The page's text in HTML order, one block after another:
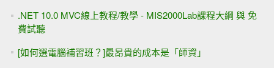
.NET 10.0 MVC線上教程/教學 - MIS2000Lab課程大綱 與 免
費試聽
[如何選電腦補習班？]最昂貴的成本是「師資」